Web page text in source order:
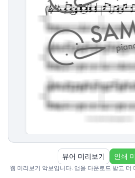
웹 미리보기 악보입니다. 앱을 다운로드 받고 더
뷰어 미리보기 인쇄